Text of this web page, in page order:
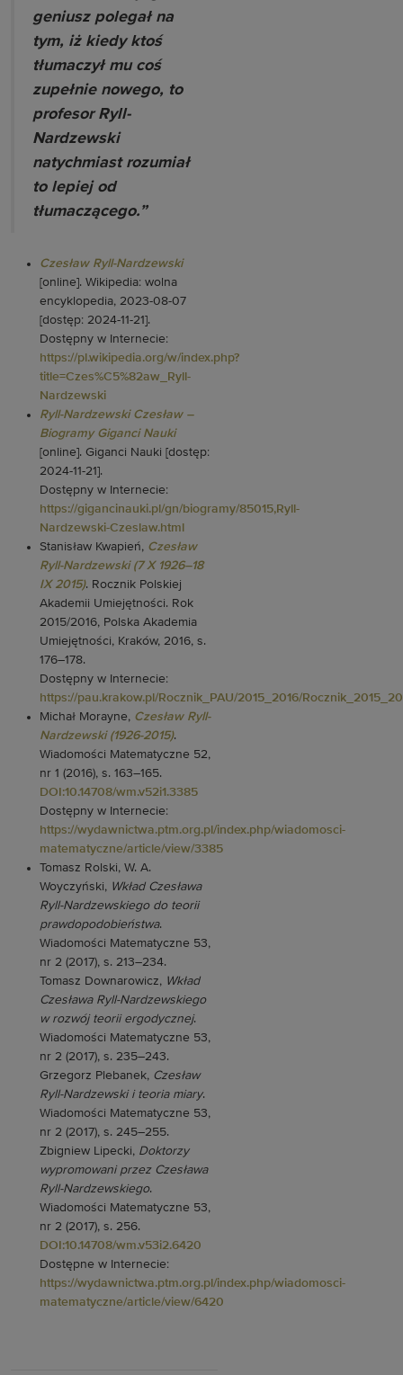
geniusz polegał na
tym, iż kiedy ktoś
tłumaczył mu coś
zupełnie nowego, to
profesor Ryll-
Nardzewski
natychmiast rozumiał
to lepiej od
tłumaczącego.”
Czesław Ryll-Nardzewski
[online]. Wikipedia: wolna
encyklopedia, 2023-08-07
[dostęp: 2024-11-21].
Dostępny w Internecie:
https://pl.wikipedia.org/w/index.php?
title=Czes%C5%82aw_Ryll-
Nardzewski
Ryll-Nardzewski Czesław –
Biogramy Giganci Nauki
[online]. Giganci Nauki [dostęp:
2024-11-21].
Dostępny w Internecie:
https://gigancinauki.pl/gn/biogramy/85015,Ryll-
Nardzewski-Czeslaw.html
Stanisław Kwapień, Czesław
Ryll-Nardzewski (7 X 1926–18
IX 2015). Rocznik Polskiej
Akademii Umiejętności. Rok
2015/2016, Polska Akademia
Umiejętności, Kraków, 2016, s.
176–178.
Dostępny w Internecie:
https://pau.krakow.pl/Rocznik_PAU/2015_2016/
Michał Morayne, Czesław Ryll-
Nardzewski (1926-2015).
Wiadomości Matematyczne 52,
nr 1 (2016), s. 163–165.
DOI:10.14708/wm.v52i1.3385
Dostępny w Internecie:
https://wydawnictwa.ptm.org.pl/index.php/wiadomosci-
matematyczne/article/view/3385
Tomasz Rolski, W. A.
Woyczyński, Wkład Czesława
Ryll-Nardzewskiego do teorii
prawdopodobieństwa.
Wiadomości Matematyczne 53,
nr 2 (2017), s. 213–234.
Tomasz Downarowicz, Wkład
Czesława Ryll-Nardzewskiego
w rozwój teorii ergodycznej.
Wiadomości Matematyczne 53,
nr 2 (2017), s. 235–243.
Grzegorz Plebanek, Czesław
Ryll-Nardzewski i teoria miary.
Wiadomości Matematyczne 53,
nr 2 (2017), s. 245–255.
Zbigniew Lipecki, Doktorzy
wypromowani przez Czesława
Ryll-Nardzewskiego.
Wiadomości Matematyczne 53,
nr 2 (2017), s. 256.
DOI:10.14708/wm.v53i2.6420
Dostępne w Internecie:
https://wydawnictwa.ptm.org.pl/index.php/wiadomosci-
matematyczne/article/view/6420